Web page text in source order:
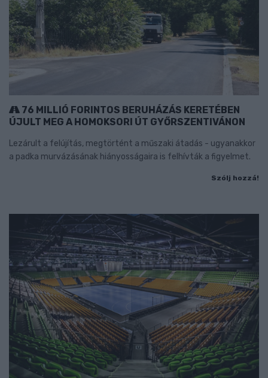
76 MILLIÓ FORINTOS BERUHÁZÁS KERETÉBEN
ÚJULT MEG A HOMOKSORI ÚT GYŐRSZENTIVÁNON
Lezárult a felújítás, megtörtént a műszaki átadás - ugyanakkor
a padka murvázásának hiányosságaira is felhívták a figyelmet.
Szólj hozzá!